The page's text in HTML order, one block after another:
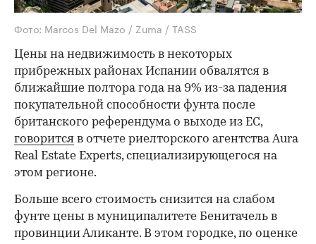
Фото: Marcos Del Mazo / Zuma / TASS
Цены на недвижимость в некоторых
прибрежных районах Испании обвалятся в
ближайшие полтора года на 9% из-за падения
покупательной способности фунта после
британского референдума о выходе из ЕС,
говорится в отчете риелторского агентства Aura
Real Estate Experts, специализирующегося на
этом регионе.
Больше всего стоимость снизится на слабом
фунте цены в муниципалитете Бенитачель в
провинции Аликанте. В этом городке, по оценке